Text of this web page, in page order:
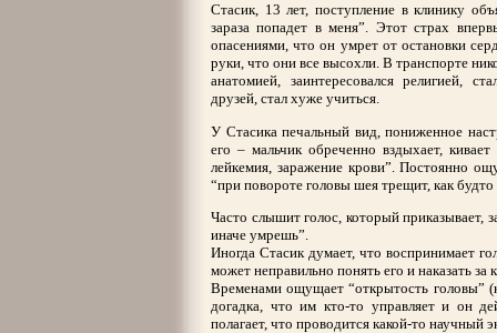
Стасик, 13 лет, поступление в клинику
зараза попадет в меня”. Этот страх
опасениями, что он умрет от остановки
руки, что они все высохли. В транспорте
анатомией, заинтересовался религией,
друзей, стал хуже учиться.
У Стасика печальный вид, пониженное
его – мальчик обреченно вздыхает,
лейкемия, заражение крови”. Постоянно
“при повороте головы шея трещит, как
Часто слышит голос, который приказывает,
иначе умрешь”.
Иногда Стасик думает, что воспринимает
может неправильно понять его и наказать за
Временами ощущает “открытость головы”
догадка, что им кто-то управляет и он
полагает, что проводится какой-то научный